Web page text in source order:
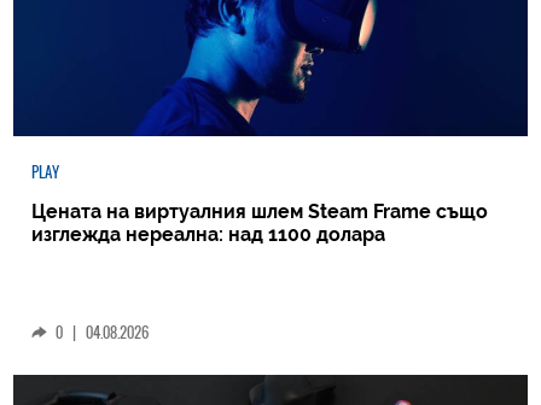
PLAY
Цената на виртуалния шлем Steam Frame също
изглежда нереална: над 1100 долара
0 | 04.08.2026